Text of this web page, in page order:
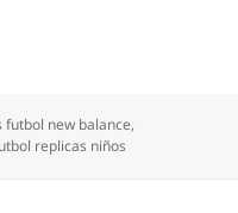
futbol new balance,
replicas niños